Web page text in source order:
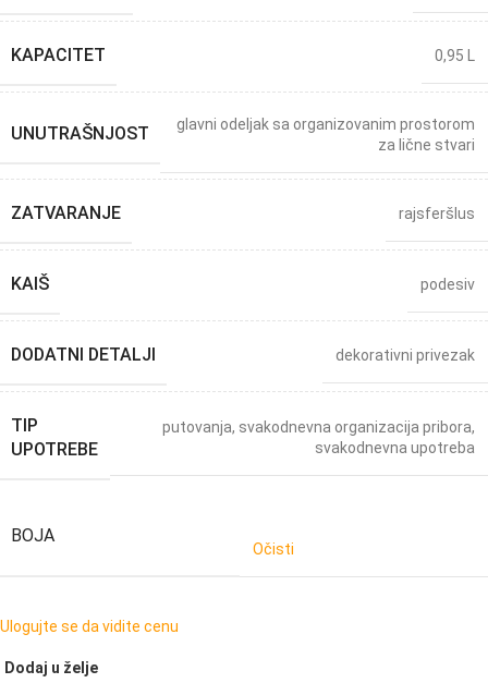
KAPACITET 0,95 L
UNUTRAŠNJOST
glavni odeljak sa organizovanim prostorom
za lične stvari
ZATVARANJE rajsferšlus
KAIŠ podesiv
DODATNI DETALJI dekorativni privezak
TIP
UPOTREBE
putovanja, svakodnevna organizacija pribora,
svakodnevna upotreba
BOJA
Očisti
Ulogujte se da vidite cenu
Dodaj u želje